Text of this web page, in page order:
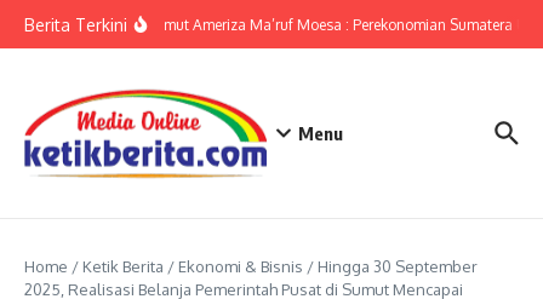
Berita TerkiniKPwBI Sumut Ameriza Ma’ruf Moesa : Perekonomian Sumatera
Menu
Home / Ketik Berita / Ekonomi & Bisnis / Hingga 30 September
2025, Realisasi Belanja Pemerintah Pusat di Sumut Mencapai